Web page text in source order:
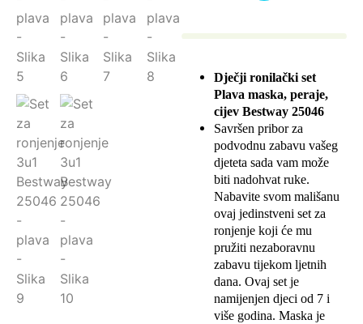
Dječji ronilački set
Plava maska, peraje,
cijev Bestway 25046
Savršen pribor za
podvodnu zabavu vašeg
djeteta sada vam može
biti nadohvat ruke.
Nabavite svom mališanu
ovaj jedinstveni set za
ronjenje koji će mu
pružiti nezaboravnu
zabavu tijekom ljetnih
dana. Ovaj set je
namijenjen djeci od 7 i
više godina. Maska je